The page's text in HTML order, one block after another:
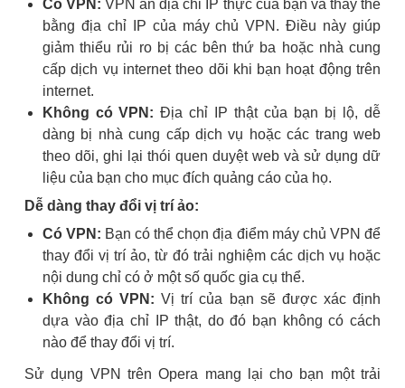
Có VPN: VPN ẩn địa chỉ IP thực của bạn và thay thế
bằng địa chỉ IP của máy chủ VPN. Điều này giúp
giảm thiểu rủi ro bị các bên thứ ba hoặc nhà cung
cấp dịch vụ internet theo dõi khi bạn hoạt động trên
internet.
Không có VPN: Địa chỉ IP thật của bạn bị lộ, dễ
dàng bị nhà cung cấp dịch vụ hoặc các trang web
theo dõi, ghi lại thói quen duyệt web và sử dụng dữ
liệu của bạn cho mục đích quảng cáo của họ.
Dễ dàng thay đổi vị trí ảo:
Có VPN: Bạn có thể chọn địa điểm máy chủ VPN để
thay đổi vị trí ảo, từ đó trải nghiệm các dịch vụ hoặc
nội dung chỉ có ở một số quốc gia cụ thể.
Không có VPN: Vị trí của bạn sẽ được xác định
dựa vào địa chỉ IP thật, do đó bạn không có cách
nào để thay đổi vị trí.
Sử dụng VPN trên Opera mang lại cho bạn một trải